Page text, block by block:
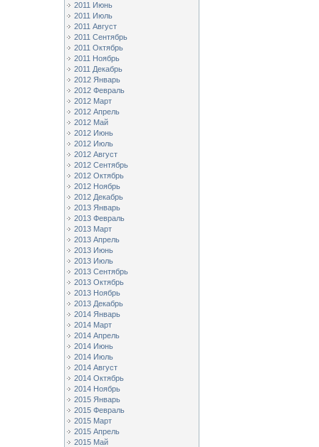
2011 Июнь
2011 Июль
2011 Август
2011 Сентябрь
2011 Октябрь
2011 Ноябрь
2011 Декабрь
2012 Январь
2012 Февраль
2012 Март
2012 Апрель
2012 Май
2012 Июнь
2012 Июль
2012 Август
2012 Сентябрь
2012 Октябрь
2012 Ноябрь
2012 Декабрь
2013 Январь
2013 Февраль
2013 Март
2013 Апрель
2013 Июнь
2013 Июль
2013 Сентябрь
2013 Октябрь
2013 Ноябрь
2013 Декабрь
2014 Январь
2014 Март
2014 Апрель
2014 Июнь
2014 Июль
2014 Август
2014 Октябрь
2014 Ноябрь
2015 Январь
2015 Февраль
2015 Март
2015 Апрель
2015 Май